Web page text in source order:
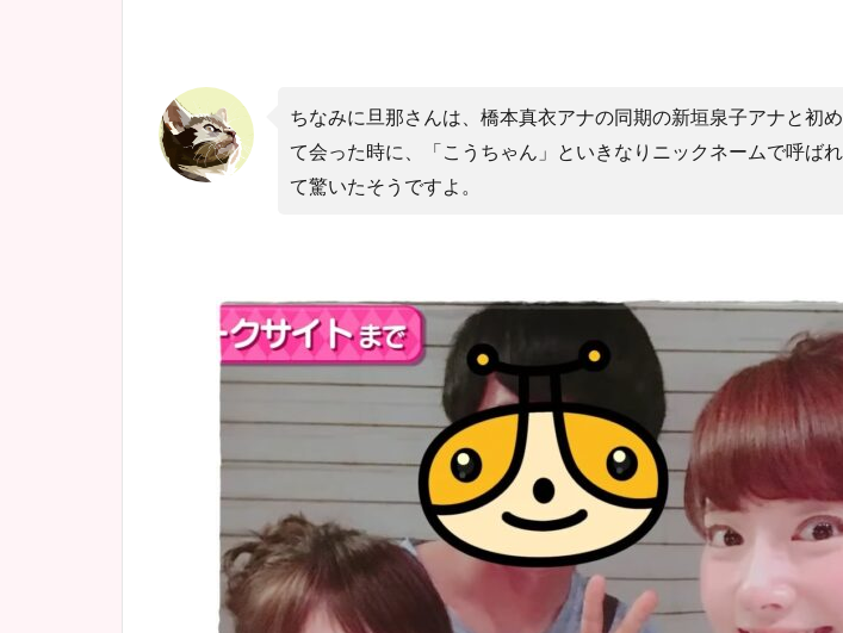
ちなみに旦那さんは、橋本真衣アナの同期の新垣泉子アナと初め
て会った時に、「こうちゃん」といきなりニックネームで呼ばれ
て驚いたそうですよ。